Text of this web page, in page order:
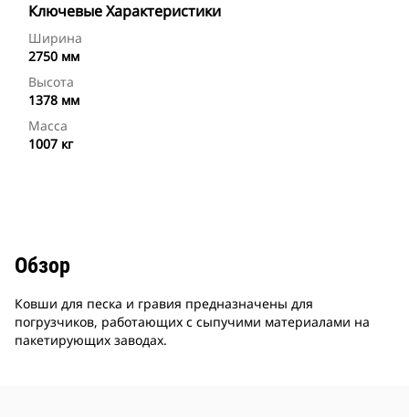
Ключевые Характеристики
Ширина
2750 мм
Высота
1378 мм
Масса
1007 кг
Обзор
Ковши для песка и гравия предназначены для
погрузчиков, работающих с сыпучими материалами на
пакетирующих заводах.